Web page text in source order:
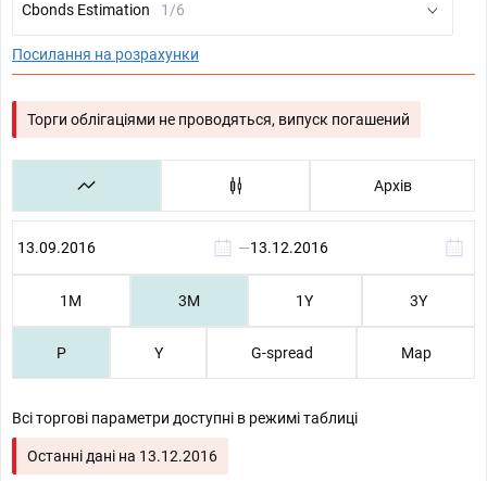
Cbonds Estimation 1/6
Посилання на розрахунки
Торги облігаціями не проводяться, випуск погашений
Архів
—
1М 3М 1Y 3Y
P Y G-spread Map
Всі торгові параметри доступні в режимі таблиці
Останні дані на 13.12.2016